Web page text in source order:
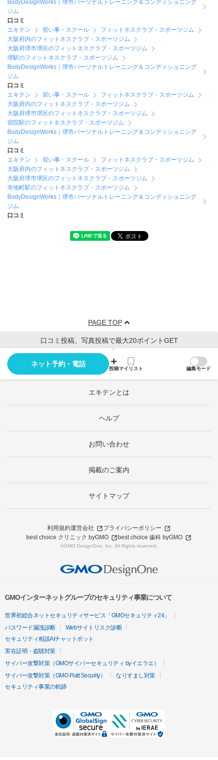
BodyDesignWorks｜堺市パーソナルトレーニング＆コンディショニング
ジム
口コミ
エキテン
習い事・スクール
フィットネスクラブ・スポーツジム
大阪府内のフィットネスクラブ・スポーツジム
大阪府堺市堺区のフィットネスクラブ・スポーツジム
堺駅のフィットネスクラブ・スポーツジム
BodyDesignWorks｜堺市パーソナルトレーニング＆コンディショニング
ジム
口コミ
エキテン
習い事・スクール
フィットネスクラブ・スポーツジム
大阪府内のフィットネスクラブ・スポーツジム
大阪府堺市堺区のフィットネスクラブ・スポーツジム
宿院駅のフィットネスクラブ・スポーツジム
BodyDesignWorks｜堺市パーソナルトレーニング＆コンディショニング
ジム
口コミ
エキテン
習い事・スクール
フィットネスクラブ・スポーツジム
大阪府内のフィットネスクラブ・スポーツジム
大阪府堺市堺区のフィットネスクラブ・スポーツジム
寺地町駅のフィットネスクラブ・スポーツジム
BodyDesignWorks｜堺市パーソナルトレーニング＆コンディショニング
ジム
口コミ
PAGE TOP
口コミ投稿、写真投稿で最大20ポイントGET
ネット予約・電話
投稿マイリスト 編集モード
エキテンとは
ヘルプ
お問い合わせ
掲載のご案内
サイトマップ
利用規約運営会社
プライバシーポリシー
best choice クリニック byGMO
best choice 歯科 byGMO
©GMO DesignOne, Inc. All Rights reserved.
GMOインターネットグループのセキュリティ事業について
世界初総合ネットセキュリティサービス「GMOセキュリティ24」
パスワード漏洩診断
Webサイトリスク診断
セキュリティ相談AIチャットボット
実在証明・盗聴対策
サイバー攻撃対策（GMOサイバーセキュリティ byイエラエ）
サイバー攻撃対策（GMO Flatt Security）
なりすまし対策
セキュリティ事業の軌跡